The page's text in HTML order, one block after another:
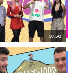
07:50